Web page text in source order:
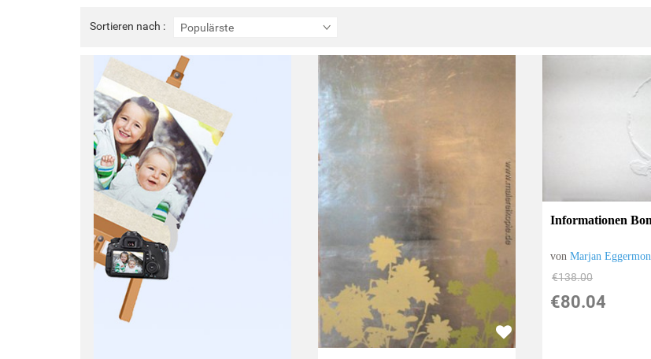
Sortieren nach : Populärste
Sortieren
nach
Informationen
vonMarjan
€138.00
€80.04